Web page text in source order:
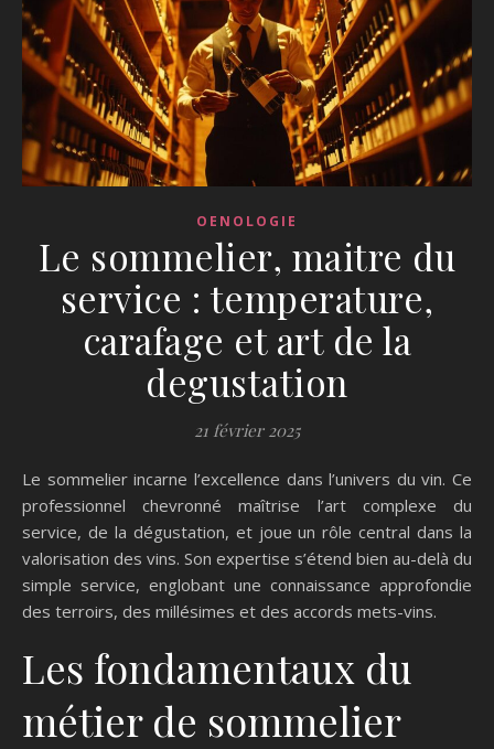
OENOLOGIE
Le sommelier, maitre du
service : temperature,
carafage et art de la
degustation
21 février 2025
Le sommelier incarne l’excellence dans l’univers du vin. Ce
professionnel chevronné maîtrise l’art complexe du
service, de la dégustation, et joue un rôle central dans la
valorisation des vins. Son expertise s’étend bien au-delà du
simple service, englobant une connaissance approfondie
des terroirs, des millésimes et des accords mets-vins.
Les fondamentaux du
métier de sommelier